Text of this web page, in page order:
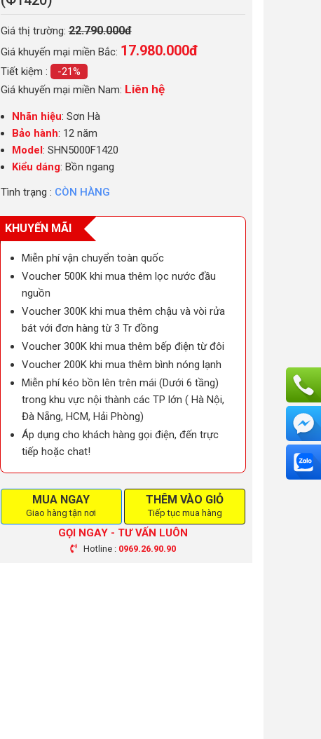
Giá thị trường:22.790.000đ
Giá khuyến mại miền Bắc: 17.980.000đ
Tiết kiệm :
-21%
Giá khuyến mại miền Nam: Liên hệ
Nhãn hiệu: Sơn Hà
Bảo hành: 12 năm
Model: SHN5000F1420
Kiểu dáng: Bồn ngang
Tình trạng : CÒN HÀNG
KHUYẾN MÃI
Miễn phí vận chuyển toàn quốc
Voucher 500K khi mua thêm lọc nước đầu
nguồn
Voucher 300K khi mua thêm chậu và vòi rửa
bát với đơn hàng từ 3 Tr đồng
Voucher 300K khi mua thêm bếp điện từ đôi
Voucher 200K khi mua thêm bình nóng lạnh
Miễn phí kéo bồn lên trên mái (Dưới 6 tầng)
trong khu vực nội thành các TP lớn ( Hà Nội,
Đà Nẵng, HCM, Hải Phòng)
Áp dụng cho khách hàng gọi điện, đến trực
tiếp hoặc chat!
MUA NGAY
Giao hàng tận nơi
THÊM VÀO GIỎ
Tiếp tục mua hàng
GỌI NGAY - TƯ VẤN LUÔN
Hotline : 0969.26.90.90